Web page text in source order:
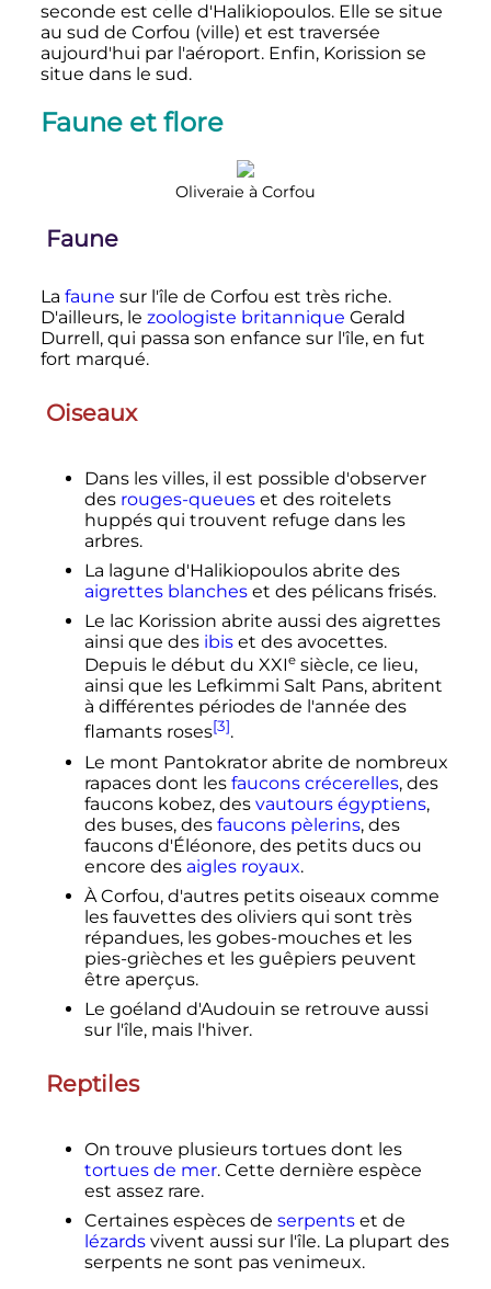
seconde est celle d'Halikiopoulos. Elle se situe
au sud de Corfou (ville) et est traversée
aujourd'hui par l'aéroport. Enfin, Korission se
situe dans le sud.
Faune et flore
Oliveraie à Corfou
Faune
La faune sur l'île de Corfou est très riche.
D'ailleurs, le zoologiste britannique Gerald
Durrell, qui passa son enfance sur l'île, en fut
fort marqué.
Oiseaux
Dans les villes, il est possible d'observer
des rouges-queueset des roitelets
huppés qui trouvent refuge dans les
arbres.
La lagune d'Halikiopoulos abrite des
aigrettes blancheset des pélicans frisés.
Le lac Korission abrite aussi des aigrettes
ainsi que des ibiset des avocettes.
Depuis le début du XXIe siècle, ce lieu,
ainsi que les Lefkimmi Salt Pans, abritent
à différentes périodes de l'année des
flamants roses[3].
Le mont Pantokrator abrite de nombreux
rapaces dont les faucons crécerelles, des
faucons kobez, des vautours égyptiens,
des buses, des faucons pèlerins, des
faucons d'Éléonore, des petits ducs ou
encore des aigles royaux.
À Corfou, d'autres petits oiseaux comme
les fauvettes des oliviers qui sont très
répandues, les gobes-mouches et les
pies-grièches et les guêpiers peuvent
être aperçus.
Le goéland d'Audouin se retrouve aussi
sur l'île, mais l'hiver.
Reptiles
On trouve plusieurs tortues dont les
tortues de mer. Cette dernière espèce
est assez rare.
Certaines espèces de serpentset de
lézardsvivent aussi sur l'île. La plupart des
serpents ne sont pas venimeux.